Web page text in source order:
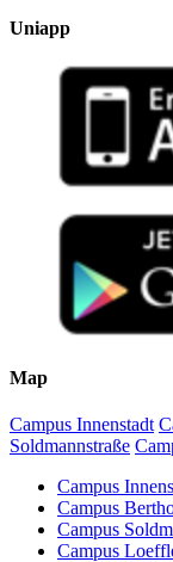
Uniapp
Map
Campus Innenstadt
Soldmannstraße
Campus
Campus
Campus
Campus